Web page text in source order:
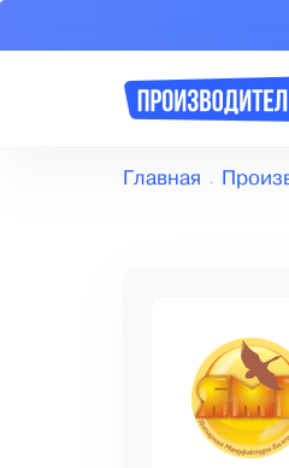
Главная